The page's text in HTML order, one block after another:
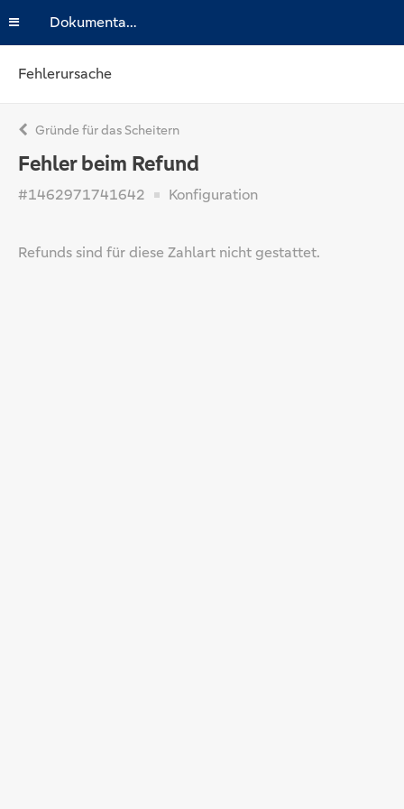
Dokumentation
Fehlerursache
Gründe für das Scheitern
Fehler beim Refund
#1462971741642 Konfiguration
Refunds sind für diese Zahlart nicht gestattet.